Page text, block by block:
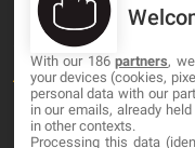
OUR COMPANY
About
Blog
Contact
With our 186partners,
your devices (cookies,
personal data with our
in our emails, already
in other contexts.
Processing this data